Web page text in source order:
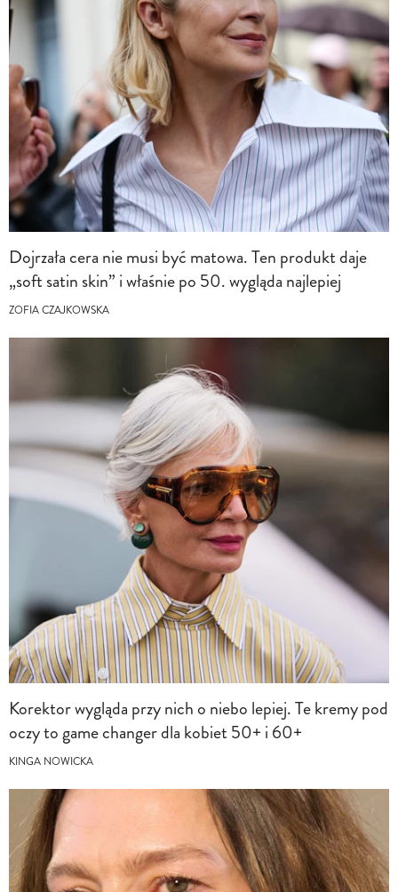
Dojrzała cera nie musi być matowa. Ten produkt daje
„soft satin skin” i właśnie po 50. wygląda najlepiej
ZOFIA CZAJKOWSKA
Korektor wygląda przy nich o niebo lepiej. Te kremy pod
oczy to game changer dla kobiet 50+ i 60+
KINGA NOWICKA